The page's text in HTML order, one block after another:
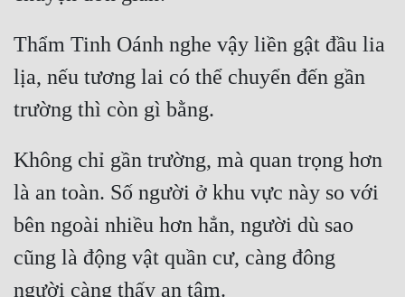
Cẩu Đạo Trường Sinh
Ngự Thú
Truyện Nam
Truyện Nữ
Vô Địch Lưu
Xây Dựng Thế Lực
Thẩm Tinh Oánh nghe vậy liền gật đầu lia
lịa, nếu tương lai có thể chuyển đến gần
Không chỉ gần trường, mà quan trọng hơn
là an toàn. Số người ở khu vực này so với
bên ngoài nhiều hơn hẳn, người dù sao
cũng là động vật quần cư, càng đông